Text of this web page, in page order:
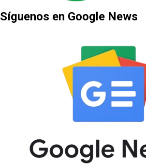
Síguenos en Google News